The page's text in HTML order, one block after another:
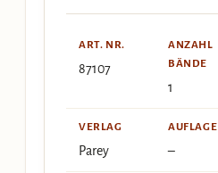
ART. NR.
87107
ANZAHL
BÄNDE
1
VERLAG
Parey
AUFLAGE
–